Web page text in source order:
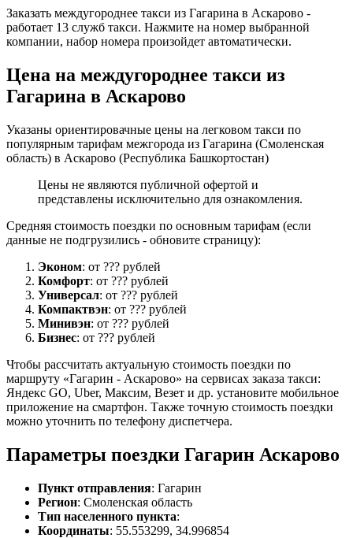
Заказать междугороднее такси из Гагарина в Аскарово -
работает 13 служб такси. Нажмите на номер выбранной
компании, набор номера произойдет автоматически.
Цена на междугороднее такси из
Гагарина в Аскарово
Указаны ориентировачные цены на легковом такси по
популярным тарифам межгорода из Гагарина (Смоленская
область) в Аскарово (Республика Башкортостан)
Цены не являются публичной офертой и
представлены исключительно для ознакомления.
Средняя стоимость поездки по основным тарифам (если
данные не подгрузились - обновите страницу):
Эконом: от ??? рублей
Комфорт: от ??? рублей
Универсал: от ??? рублей
Компактвэн: от ??? рублей
Минивэн: от ??? рублей
Бизнес: от ??? рублей
Чтобы рассчитать актуальную стоимость поездки по
маршруту «Гагарин - Аскарово» на сервисах заказа такси:
Яндекс GO, Uber, Максим, Везет и др. установите мобильное
приложение на смартфон. Также точную стоимость поездки
можно уточнить по телефону диспетчера.
Параметры поездки Гагарин Аскарово
Пункт отправления: Гагарин
Регион: Смоленская область
Тип населенного пункта:
Координаты: 55.553299, 34.996854